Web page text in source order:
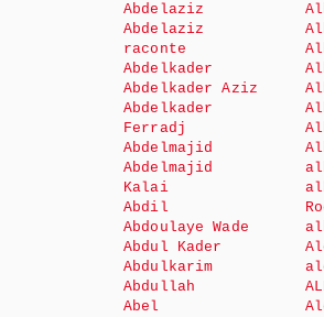
Abdelaziz
Abdelaziz
raconte
Abdelkader
Abdelkader Aziz
Abdelkader
Ferradj
Abdelmajid
Abdelmajid
Kalai
Abdil
Abdoulaye Wade
Abdul Kader
Abdulkarim
Abdullah
Abel